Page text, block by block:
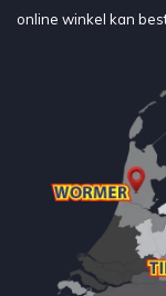
online winkel kan